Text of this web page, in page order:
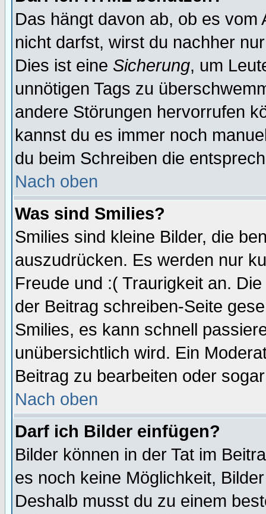
Das hängt davon ab, ob es
nicht darfst, wirst du nachher
Dies ist eine Sicherung, um
unnötigen Tags zu
andere Störungen hervorrufen
kannst du es immer noch
du beim Schreiben die
Nach oben
Was sind Smilies?
Smilies sind kleine Bilder, die
auszudrücken. Es werden nur
Freude und :( Traurigkeit an.
der Beitrag schreiben-Seite
Smilies, es kann schnell
unübersichtlich wird. Ein
Beitrag zu bearbeiten oder
Nach oben
Darf ich Bilder einfügen?
Bilder können in der Tat im
es noch keine Möglichkeit,
Deshalb musst du zu einem